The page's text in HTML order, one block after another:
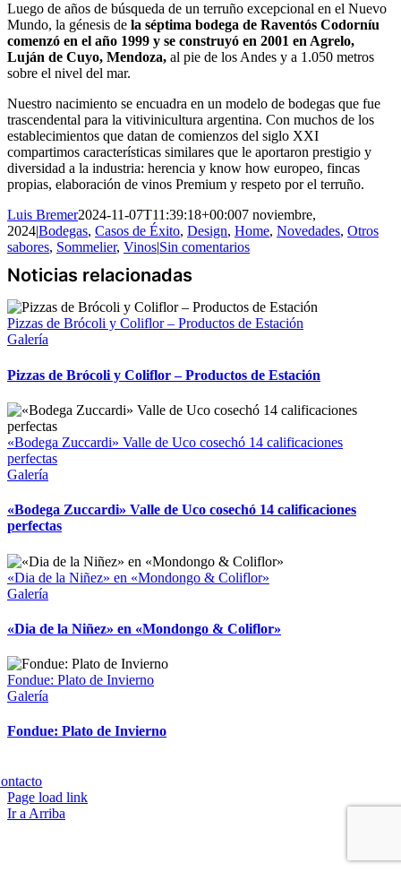
Luego de años de búsqueda de un terruño excepcional en el Nuevo
Mundo, la génesis de la séptima bodega de Raventós Codorníu
comenzó en el año 1999 y se construyó en 2001 en Agrelo,
Luján de Cuyo, Mendoza, al pie de los Andes y a 1.050 metros
sobre el nivel del mar.
Nuestro nacimiento se encuadra en un modelo de bodegas que fue
trascendental para la vitivinicultura argentina. Con muchos de los
establecimientos que datan de comienzos del siglo XXI
compartimos características similares que le aportaron prestigio y
diversidad a la industria: herencia y know how europeo, fincas
propias, elaboración de vinos Premium y respeto por el terruño.
Luis Bremer2024-11-07T11:39:18+00:007 noviembre,
2024|Bodegas, Casos de Éxito, Design, Home, Novedades, Otros
sabores, Sommelier, Vinos|Sin comentarios
Pizzas de Brócoli y Coliflor – Productos de Estación
Galería
Pizzas de Brócoli y Coliflor – Productos de Estación
«Bodega Zuccardi» Valle de Uco cosechó 14 calificaciones
perfectas
Galería
«Bodega Zuccardi» Valle de Uco cosechó 14 calificaciones
perfectas
«Dia de la Niñez» en «Mondongo & Coliflor»
Galería
«Dia de la Niñez» en «Mondongo & Coliflor»
Fondue: Plato de Invierno
Galería
Fondue: Plato de Invierno
Page load link
Ir a Arriba